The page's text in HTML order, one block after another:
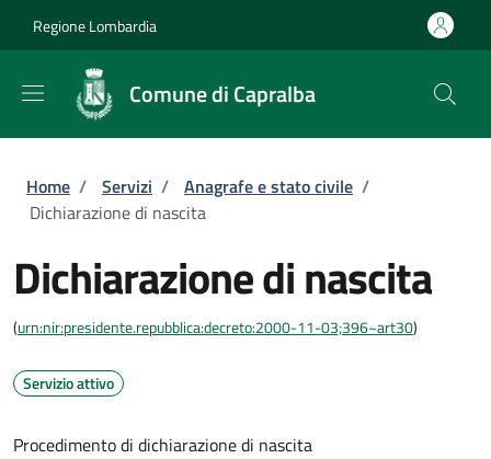
Regione Lombardia
Comune di Capralba
Briciole di pane
Home / Servizi / Anagrafe e stato civile /
Dichiarazione di nascita
Dichiarazione di nascita
(urn:nir:presidente.repubblica:decreto:2000-11-03;396~art30)
Servizio attivo
Procedimento di dichiarazione di nascita